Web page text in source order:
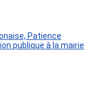
Patience
publique à la mairie